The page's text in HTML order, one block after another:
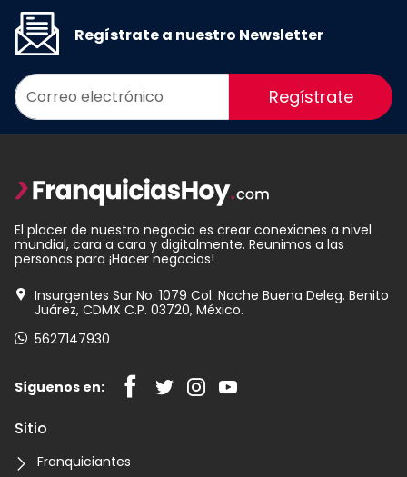
Regístrate a nuestro Newsletter
Regístrate
El placer de nuestro negocio es crear conexiones a nivel
mundial, cara a cara y digitalmente. Reunimos a las
personas para ¡Hacer negocios!
Insurgentes Sur No. 1079 Col. Noche Buena Deleg. Benito
Juárez, CDMX C.P. 03720, México.
5627147930
Síguenos en:
Sitio
Franquiciantes